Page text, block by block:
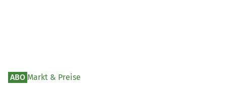
ABO Markt & Preise